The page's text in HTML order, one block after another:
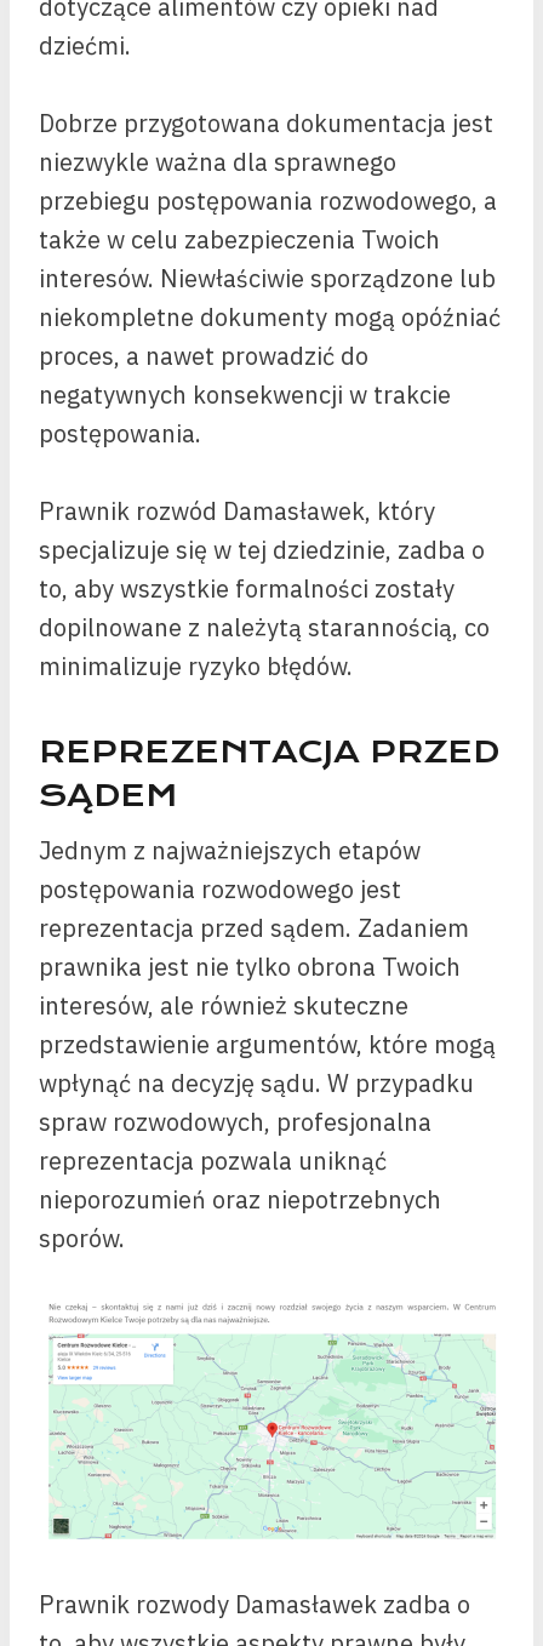
dotyczące alimentów czy opieki nad
dziećmi.
Dobrze przygotowana dokumentacja jest
niezwykle ważna dla sprawnego
przebiegu postępowania rozwodowego, a
także w celu zabezpieczenia Twoich
interesów. Niewłaściwie sporządzone lub
niekompletne dokumenty mogą opóźniać
proces, a nawet prowadzić do
negatywnych konsekwencji w trakcie
postępowania.
Prawnik rozwód Damasławek, który
specjalizuje się w tej dziedzinie, zadba o
to, aby wszystkie formalności zostały
dopilnowane z należytą starannością, co
minimalizuje ryzyko błędów.
REPREZENTACJA PRZED
SĄDEM
Jednym z najważniejszych etapów
postępowania rozwodowego jest
reprezentacja przed sądem. Zadaniem
prawnika jest nie tylko obrona Twoich
interesów, ale również skuteczne
przedstawienie argumentów, które mogą
wpłynąć na decyzję sądu. W przypadku
spraw rozwodowych, profesjonalna
reprezentacja pozwala uniknąć
nieporozumień oraz niepotrzebnych
sporów.
Prawnik rozwody Damasławek zadba o